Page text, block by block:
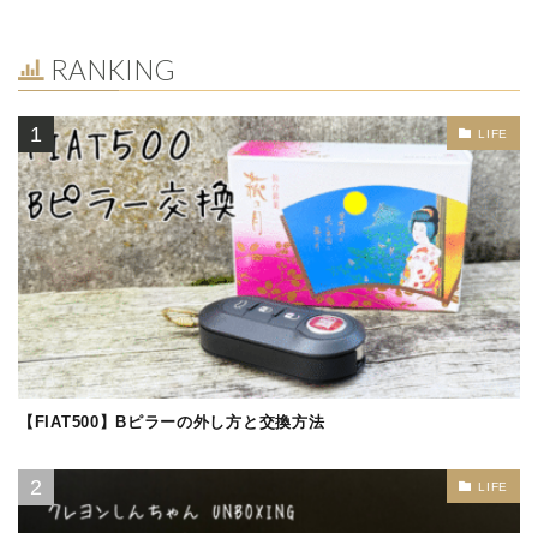
RANKING
LIFE
【FIAT500】Bピラーの外し方と交換方法
LIFE